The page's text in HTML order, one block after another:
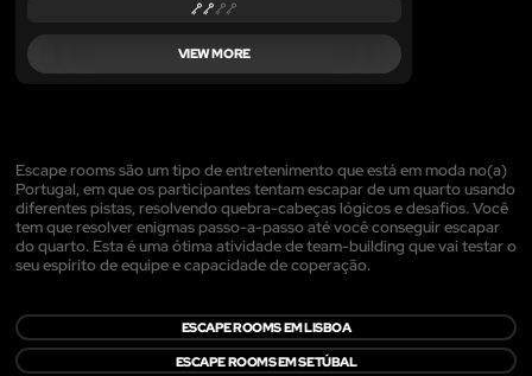
VIEW MORE
Escape rooms são um tipo de entretenimento que está em moda no(a)
Portugal, em que os participantes tentam escapar de um quarto usando
diferentes pistas, resolvendo quebra-cabeças lógicos e desafios. Você
tem que resolver enigmas passo-a-passo até você conseguir escapar
do quarto. Esta é uma ótima atividade de team-building que vai testar o
seu espírito de equipe e capacidade de coperação.
ESCAPE ROOMS EM LISBOA
ESCAPE ROOMS EM SETÚBAL